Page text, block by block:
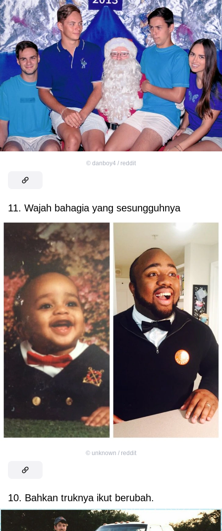
© danboy4 / reddit
11. Wajah bahagia yang sesungguhnya
© unknown / reddit
10. Bahkan truknya ikut berubah.